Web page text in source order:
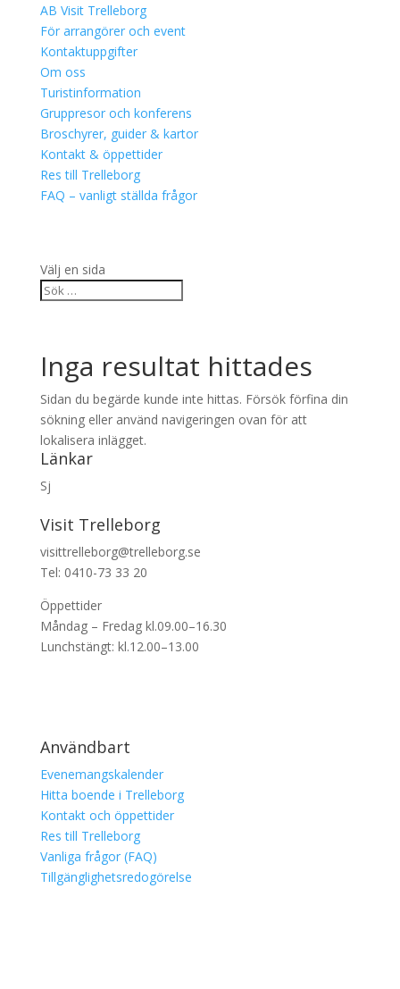
AB Visit Trelleborg
För arrangörer och event
Kontaktuppgifter
Om oss
Turistinformation
Gruppresor och konferens
Broschyrer, guider & kartor
Kontakt & öppettider
Res till Trelleborg
FAQ – vanligt ställda frågor
Välj en sida
Inga resultat hittades
Sidan du begärde kunde inte hittas. Försök förfina din
sökning eller använd navigeringen ovan för att
lokalisera inlägget.
Länkar
Sj
Visit Trelleborg
visittrelleborg@trelleborg.se
Tel: 0410-73 33 20
Öppettider
Måndag – Fredag kl.09.00–16.30
Lunchstängt: kl.12.00–13.00
Användbart
Evenemangskalender
Hitta boende i Trelleborg
Kontakt och öppettider
Res till Trelleborg
Vanliga frågor (FAQ)
Tillgänglighetsredogörelse